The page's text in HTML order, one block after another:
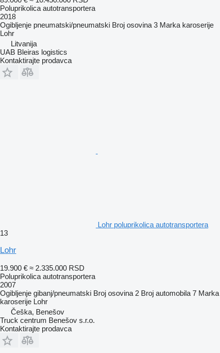
Poluprikolica autotransportera
2018
Ogibljenje pneumatski/pneumatski Broj osovina 3 Marka karoserije
Lohr
Litvanija
UAB Bleiras logistics
Kontaktirajte prodavca
Lohr poluprikolica autotransportera
13
Lohr
19.900 € ≈ 2.335.000 RSD
Poluprikolica autotransportera
2007
Ogibljenje gibanj/pneumatski Broj osovina 2 Broj automobila 7 Marka
karoserije Lohr
Češka, Benešov
Truck centrum Benešov s.r.o.
Kontaktirajte prodavca